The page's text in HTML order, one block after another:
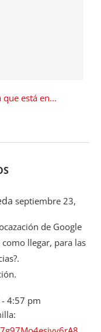
está en...
septiembre 23,
de Google
llegar, para las
4:57 pm